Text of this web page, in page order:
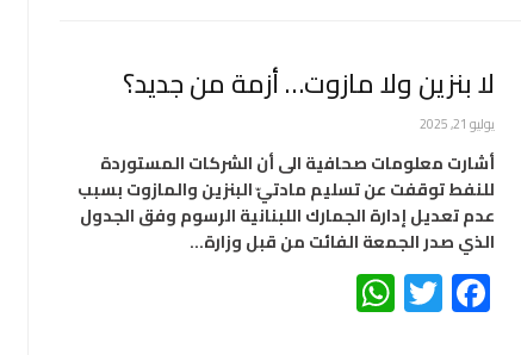
لا بنزين ولا مازوت… أزمة من جديد؟
يوليو 21, 2025
أشارت معلومات صحافية الى أن الشركات المستوردة
للنفط توقفت عن تسليم مادتيّ البنزين والمازوت بسبب
عدم تعديل إدارة الجمارك اللبنانية الرسوم وفق الجدول
الذي صدر الجمعة الفائت من قبل وزارة…
Facebook
Twitter